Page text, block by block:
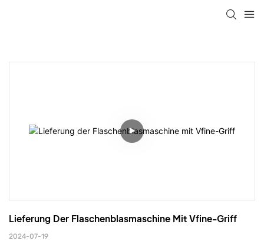
Lieferung Der Flaschenblasmaschine Mit Vfine-Griff
2024-07-19